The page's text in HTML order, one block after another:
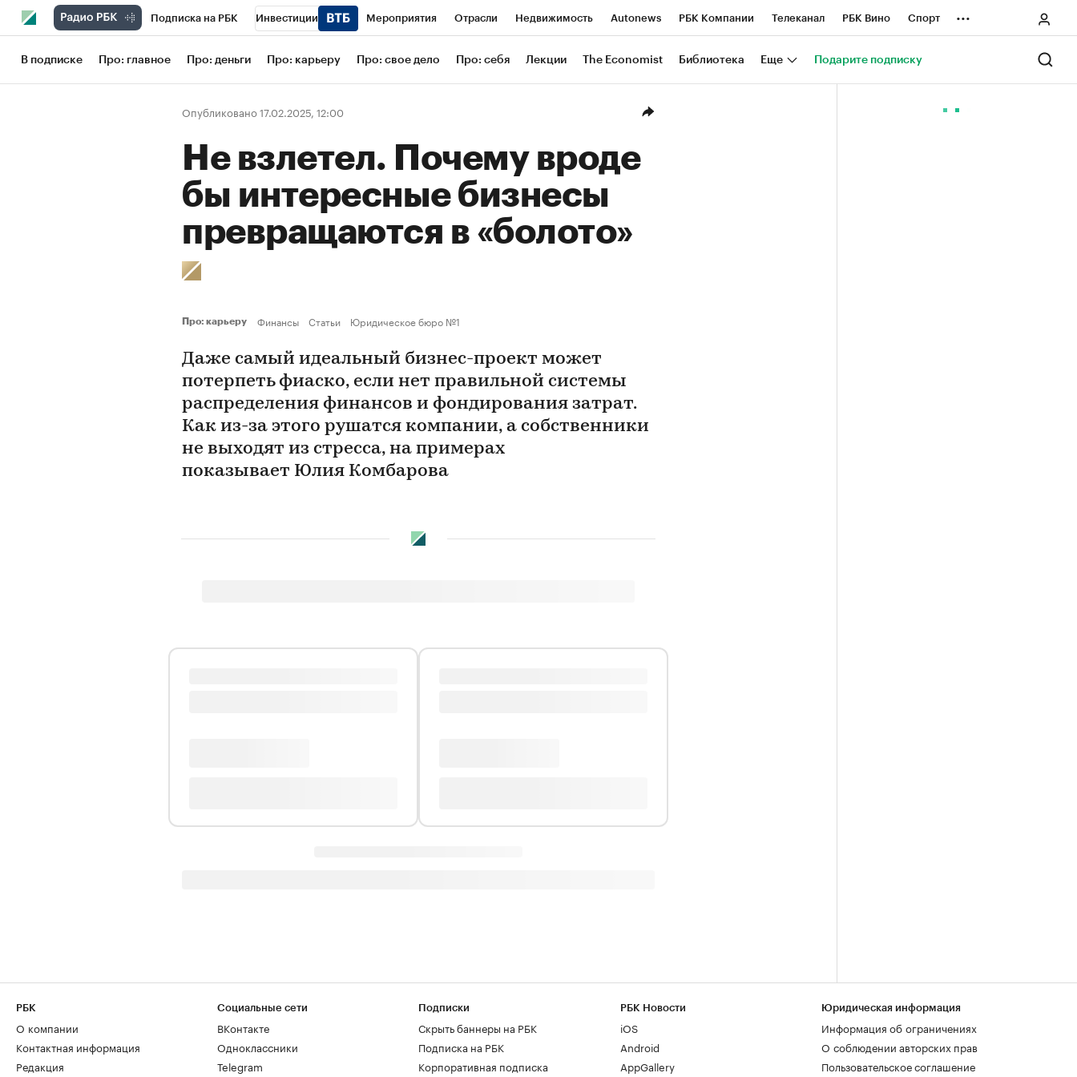
Подписка на РБК Инвестиции Мероприятия Отрасли Недвижимость Autonews РБК Компании Телеканал РБК Вино Спорт
Школа управления РБК РБК Образование РБК Life Тренды Визионеры Национальные проекты Город
Рынок наличной валюты
...
В подписке Про: главное Про: деньги Про: карьеру Про: свое дело Про: себя Лекции The Economist Библиотека Еще Подарите подписку
Опубликовано 17.02.2025, 12:00
Не взлетел. Почему вроде
бы интересные бизнесы
превращаются в «болото»
Про: карьеру Финансы Статьи Юридическое бюро №1
Даже самый идеальный бизнес-проект может
потерпеть фиаско, если нет правильной системы
распределения финансов и фондирования затрат.
Как из-за этого рушатся компании, а собственники
не выходят из стресса, на примерах
показывает Юлия Комбарова
РБК
О компании
Контактная информация
Редакция
Социальные сети
ВКонтакте
Одноклассники
Telegram
Подписки
Скрыть баннеры на РБК
Подписка на РБК
Корпоративная подписка
РБК Новости
iOS
Android
AppGallery
Юридическая информация
Информация об ограничениях
О соблюдении авторских прав
Пользовательское соглашение